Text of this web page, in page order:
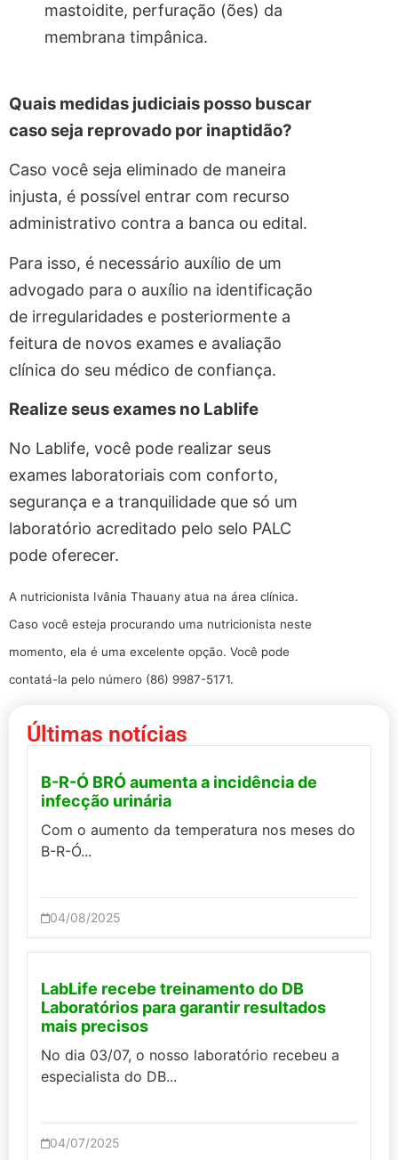
mastoidite, perfuração (ões) da
membrana timpânica.
Quais medidas judiciais posso buscar
caso seja reprovado por inaptidão?
Caso você seja eliminado de maneira
injusta, é possível entrar com recurso
administrativo contra a banca ou edital.
Para isso, é necessário auxílio de um
advogado para o auxílio na identificação
de irregularidades e posteriormente a
feitura de novos exames e avaliação
clínica do seu médico de confiança.
Realize seus exames no Lablife
No Lablife, você pode realizar seus
exames laboratoriais com conforto,
segurança e a tranquilidade que só um
laboratório acreditado pelo selo PALC
pode oferecer.
A nutricionista Ivânia Thauany atua na área clínica.
Caso você esteja procurando uma nutricionista neste
momento, ela é uma excelente opção. Você pode
contatá-la pelo número (86) 9987-5171.
Últimas notícias
B-R-Ó BRÓ aumenta a incidência de
infecção urinária
Com o aumento da temperatura nos meses do
B-R-Ó...
04/08/2025
LabLife recebe treinamento do DB
Laboratórios para garantir resultados
mais precisos
No dia 03/07, o nosso laboratório recebeu a
especialista do DB...
04/07/2025